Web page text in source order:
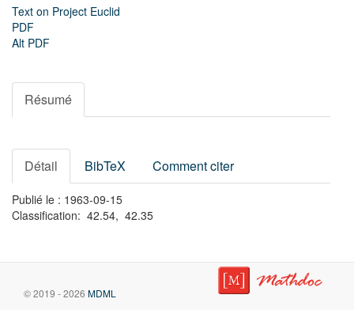
Text on Project Euclid
PDF
Alt PDF
Résumé
Détail BibTeX Comment citer
Publié le : 1963-09-15
Classification: 42.54, 42.35
© 2019 - 2026 MDML